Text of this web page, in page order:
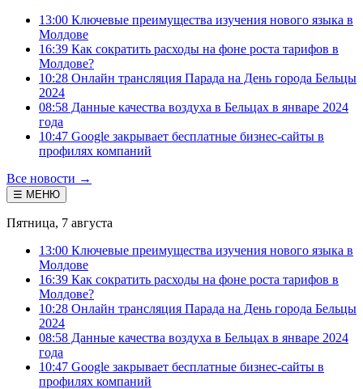
13:00 Ключевые преимущества изучения нового языка в
Молдове
16:39 Как сократить расходы на фоне роста тарифов в
Молдове?
10:28 Онлайн трансляция Парада на День города Бельцы
2024
08:58 Данные качества воздуха в Бельцах в январе 2024
года
10:47 Google закрывает бесплатные бизнес-сайты в
профилях компаний
Все новости →
☰ МЕНЮ
Пятница, 7 августа
13:00 Ключевые преимущества изучения нового языка в
Молдове
16:39 Как сократить расходы на фоне роста тарифов в
Молдове?
10:28 Онлайн трансляция Парада на День города Бельцы
2024
08:58 Данные качества воздуха в Бельцах в январе 2024
года
10:47 Google закрывает бесплатные бизнес-сайты в
профилях компаний